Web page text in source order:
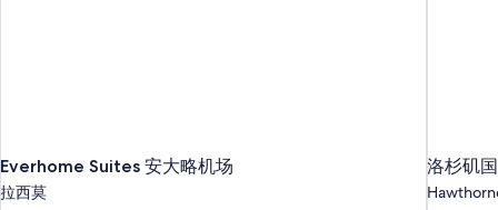
片
Everhome Suites 安大略机场
拉西莫
洛杉矶